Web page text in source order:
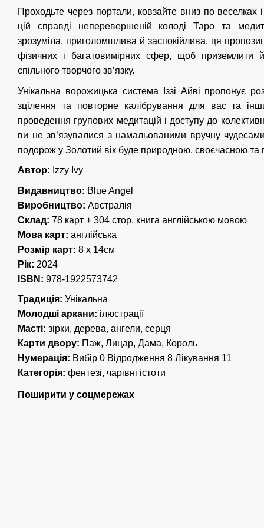
Проходьте через портали, ковзайте вниз по веселках
цій справді неперевершеній колоді Таро та
зрозуміла, приголомшлива й заспокійлива, ця
фізичних і багатовимірних сфер, щоб приземлити
спільного творчого зв’язку.
Унікальна ворожицька система Іззі Айві пропонує
зцілення та повторне калібрування для вас та
проведення групових медитацій і доступу до
ви не зв’язувалися з намальованими вручну
подорож у Золотий вік буде природною, своєчасною
Автор: Izzy Ivy
Видавництво: Blue Angel
Виробництво: Австралія
Склад: 78 карт + 304 стор. книга англійською мовою
Мова карт: англійська
Розмір карт: 8 x 14см
Рік: 2024
ISBN: 978-1922573742
Традиція: Унікальна
Молодші аркани: ілюстрації
Масті: зірки, дерева, ангели, серця
Карти двору: Паж, Лицар, Дама, Король
Нумерація: Вибір 0 Відродження 8 Лікування 11
Категорія: фентезі, чарівні істоти
Поширити у соцмережах